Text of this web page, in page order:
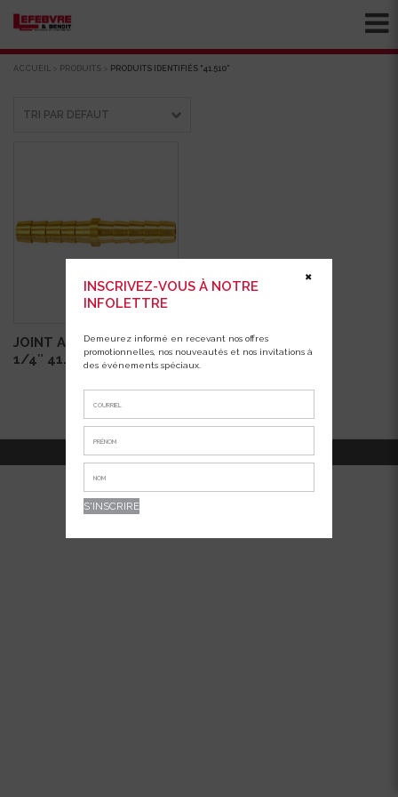
ACCUEIL > PRODUITS > PRODUITS IDENTIFIÉS “41.510”
JOINT ACCOUP.BARB.
1/4″ 41.510
INSCRIVEZ-VOUS À NOTRE
INFOLETTRE
Demeurez informé en recevant nos offres
promotionnelles, nos nouveautés et nos invitations à
des événements spéciaux.
✖
APPELEZ-NOUS AU514-381-7456